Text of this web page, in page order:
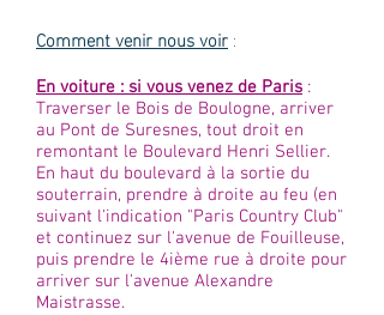
Comment venir nous voir:
En voiture : si vous venez de Paris :
Traverser le Bois de Boulogne, arriver
au Pont de Suresnes, tout droit en
remontant le Boulevard Henri Sellier.
En haut du boulevard à la sortie du
souterrain, prendre à droite au feu (en
suivant l'indication "Paris Country Club"
et continuez sur l'avenue de Fouilleuse,
puis prendre le 4ième rue à droite pour
arriver sur l'avenue Alexandre
Maistrasse.